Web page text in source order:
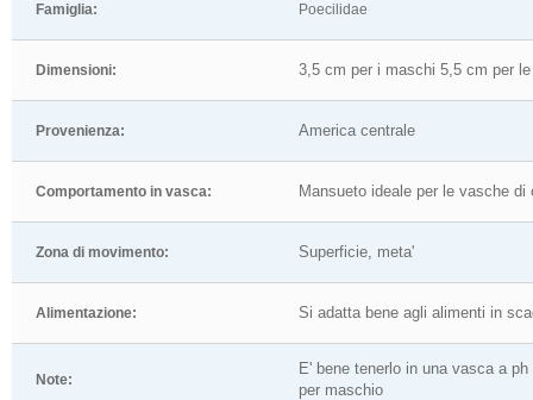
Famiglia: Poecilidae
Dimensioni: 3,5 cm per i maschi 5,5 cm per
Provenienza: America centrale
Comportamento in vasca: Mansueto ideale per le vasche di
Zona di movimento: Superficie, meta'
Alimentazione: Si adatta bene agli alimenti in
Note:
E' bene tenerlo in una vasca a
per maschio